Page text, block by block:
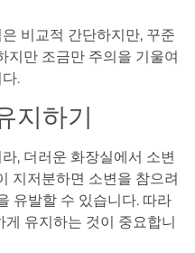
비교적 간단하지만, 꾸준
지만 조금만 주의을 기울여
.
지하기
, 더러운 화장실에서 소변
지저분하면 소변을 참으려
유발할 수 있습니다. 따라
유지하는 것이 중요합니